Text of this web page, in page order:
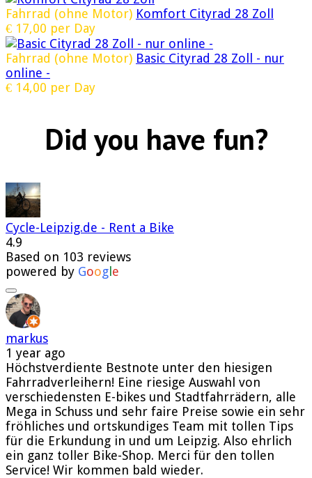
Fahrrad (ohne Motor) Komfort Cityrad 28 Zoll
€ 17,00 per Day
Fahrrad (ohne Motor) Basic Cityrad 28 Zoll - nur
online -
€ 14,00 per Day
Did you have fun?
Cycle-Leipzig.de - Rent a Bike
4.9
Based on 103 reviews
powered by Goog e
markus
1 year ago
Höchstverdiente Bestnote unter den hiesigen
Fahrradverleihern! Eine riesige Auswahl von
verschiedensten E-bikes und Stadtfahrrädern, alle
Mega in Schuss und sehr faire Preise sowie ein sehr
fröhliches und ortskundiges Team mit tollen Tips
für die Erkundung in und um Leipzig. Also ehrlich
ein ganz toller Bike-Shop. Merci für den tollen
Service! Wir kommen bald wieder.